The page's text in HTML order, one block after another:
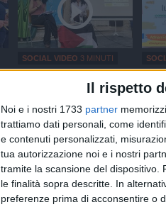
Il rispetto
Noi e i nostri 1733 partner
trattiamo dati personali, come
e contenuti personalizzati,
tua autorizzazione noi e i nostri
tramite la scansione del dispositivo.
le finalità sopra descritte. In
preferenze prima di acconsentire o
SOCIAL VIDEO 3 MINUTI
L'intervista a Dora Farina
su "Acqua in bocca"